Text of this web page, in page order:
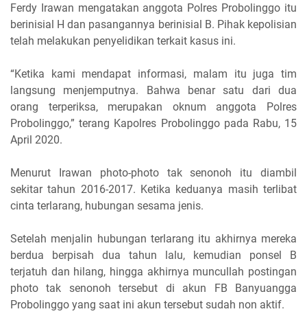
Ferdy Irawan mengatakan anggota Polres Probolinggo itu
berinisial H dan pasangannya berinisial B. Pihak kepolisian
telah melakukan penyelidikan terkait kasus ini.
“Ketika kami mendapat informasi, malam itu juga tim
langsung menjemputnya. Bahwa benar satu dari dua
orang terperiksa, merupakan oknum anggota Polres
Probolinggo,” terang Kapolres Probolinggo pada Rabu, 15
April 2020.
Menurut Irawan photo-photo tak senonoh itu diambil
sekitar tahun 2016-2017. Ketika keduanya masih terlibat
cinta terlarang, hubungan sesama jenis.
Setelah menjalin hubungan terlarang itu akhirnya mereka
berdua berpisah dua tahun lalu, kemudian ponsel B
terjatuh dan hilang, hingga akhirnya muncullah postingan
photo tak senonoh tersebut di akun FB Banyuangga
Probolinggo yang saat ini akun tersebut sudah non aktif.